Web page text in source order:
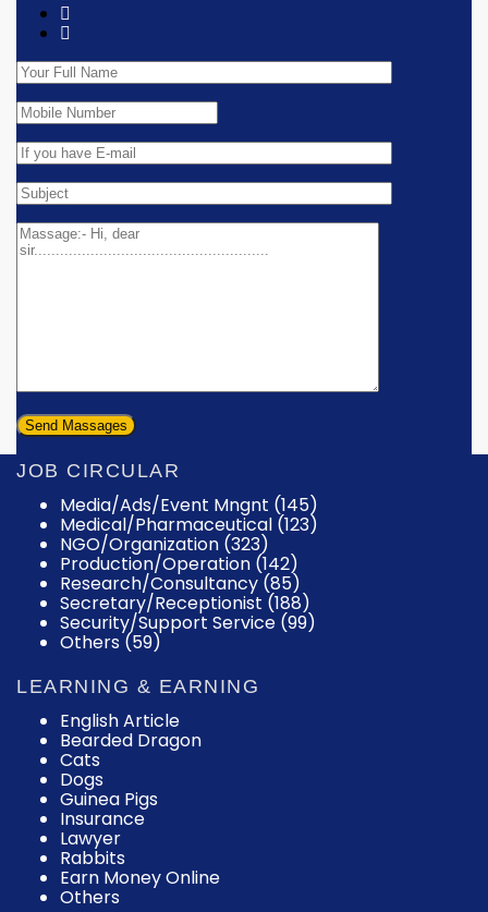
JOB CIRCULAR
Media/Ads/Event Mngnt (145)
Medical/Pharmaceutical (123)
NGO/Organization (323)
Production/Operation (142)
Research/Consultancy (85)
Secretary/Receptionist (188)
Security/Support Service (99)
Others (59)
LEARNING & EARNING
English Article
Bearded Dragon
Cats
Dogs
Guinea Pigs
Insurance
Lawyer
Rabbits
Earn Money Online
Others